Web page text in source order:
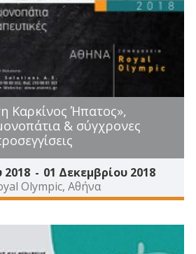
Καρκίνος Ήπατος»,
& σύγχρονες
2018
01 Δεκεμβρίου 2018
Olympic, Αθήνα